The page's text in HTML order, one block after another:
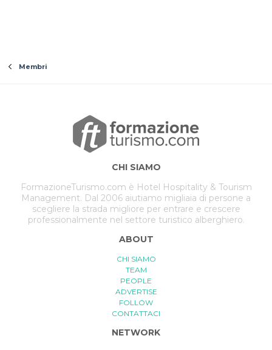
Membri
CHI SIAMO
FormazioneTurismo.com è Hotel Hospitality & Tourism
Management. Dal 2006 aiutiamo migliaia di persone a
scegliere la strada migliore per entrare e crescere
professionalmente nel settore turistico alberghiero.
ABOUT
CHI SIAMO
TEAM
PEOPLE
ADVERTISE
FOLLOW
CONTATTACI
NETWORK